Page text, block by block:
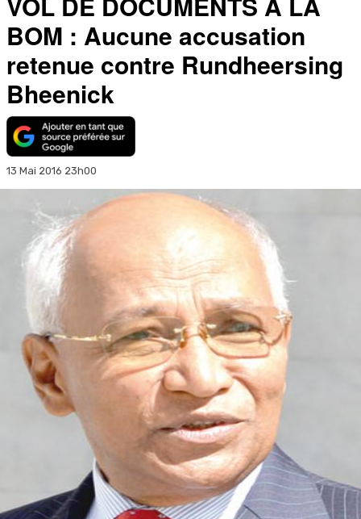
BOM : Aucune accusation
retenue contre Rundheersing
Bheenick
13 Mai 2016 23h00